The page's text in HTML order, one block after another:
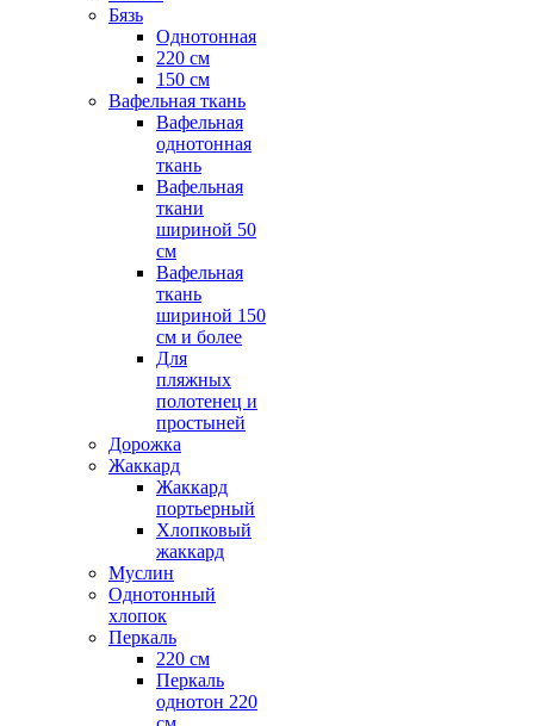
Бязь
Однотонная
220 см
150 см
Вафельная ткань
Вафельная
однотонная
ткань
Вафельная
ткани
шириной 50
см
Вафельная
ткань
шириной 150
см и более
Для
пляжных
полотенец и
простыней
Дорожка
Жаккард
Жаккард
портьерный
Хлопковый
жаккард
Муслин
Однотонный
хлопок
Перкаль
220 см
Перкаль
однотон 220